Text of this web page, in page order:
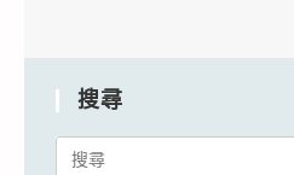
搜尋
Search